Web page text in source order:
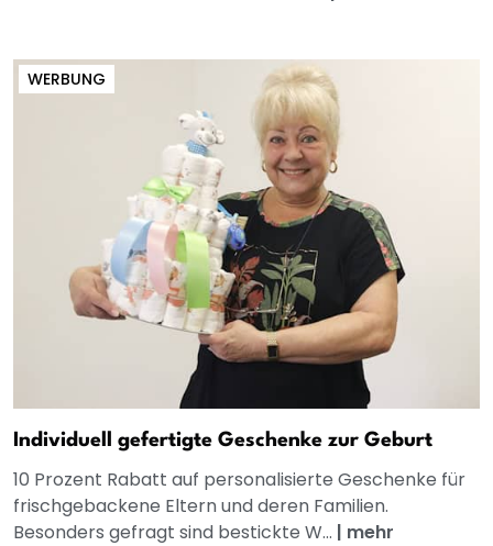
WERBUNG
Individuell gefertigte Geschenke zur Geburt
10 Prozent Rabatt auf personalisierte Geschenke für
frischgebackene Eltern und deren Familien.
Besonders gefragt sind bestickte W... | mehr